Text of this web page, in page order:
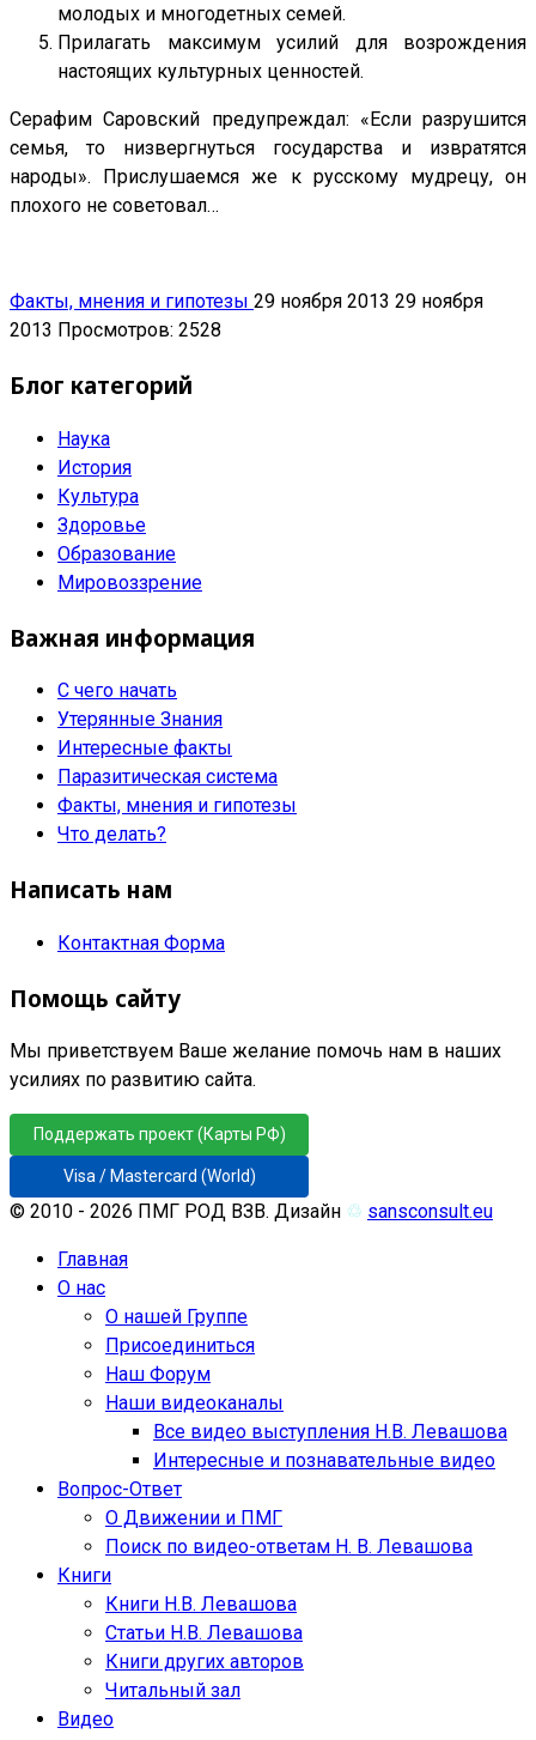
молодых и многодетных семей.
Прилагать максимум усилий для возрождения
настоящих культурных ценностей.
Серафим Саровский предупреждал: «Если разрушится
семья, то низвергнуться государства и извратятся
народы». Прислушаемся же к русскому мудрецу, он
плохого не советовал…
Факты, мнения и гипотезы 29 ноября 2013 29 ноября
2013 Просмотров: 2528
Блог категорий
Наука
История
Культура
Здоровье
Образование
Мировоззрение
Важная информация
С чего начать
Утерянные Знания
Интересные факты
Паразитическая система
Факты, мнения и гипотезы
Что делать?
Написать нам
Контактная Форма
Помощь сайту
Мы приветствуем Ваше желание помочь нам в наших
усилиях по развитию сайта.
Поддержать проект (Карты РФ)
Visa / Mastercard (World)
© 2010 - 2026 ПМГ РОД ВЗВ. Дизайн ♲ sansconsult.eu
Главная
О нас
О нашей Группе
Присоединиться
Наш Форум
Наши видеоканалы
Все видео выступления Н.В. Левашова
Интересные и познавательные видео
Вопрос-Ответ
О Движении и ПМГ
Поиск по видео-ответам Н. В. Левашова
Книги
Книги Н.В. Левашова
Статьи Н.В. Левашова
Книги других авторов
Читальный зал
Видео